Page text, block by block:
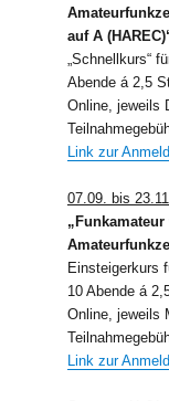
auf A
„Schnellkurs“
Abende á 2,5
Online, jeweils
Link zur
07.09. bis
Einsteigerkurs
10 Abende á
Online, jeweils
Link zur